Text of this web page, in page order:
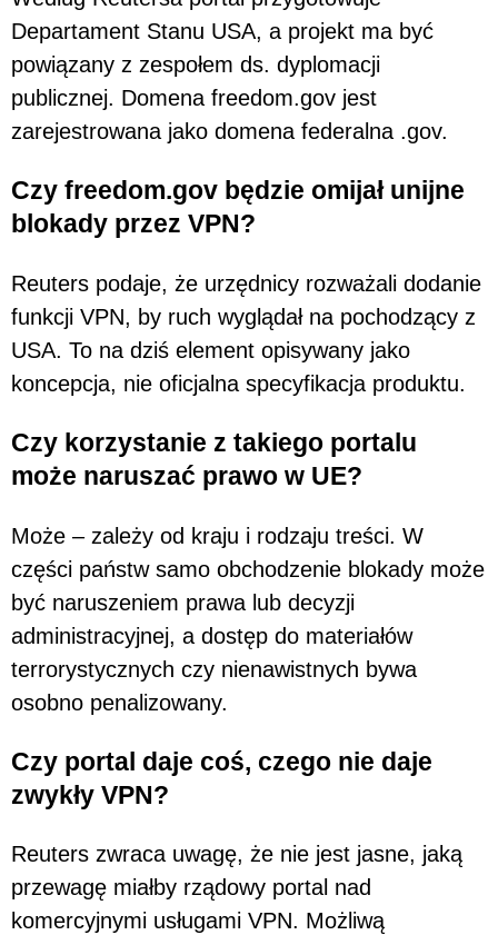
Departament Stanu USA, a projekt ma być
powiązany z zespołem ds. dyplomacji
publicznej. Domena freedom.gov jest
zarejestrowana jako domena federalna .gov.
Czy freedom.gov będzie omijał unijne
blokady przez VPN?
Reuters podaje, że urzędnicy rozważali dodanie
funkcji VPN, by ruch wyglądał na pochodzący z
USA. To na dziś element opisywany jako
koncepcja, nie oficjalna specyfikacja produktu.
Czy korzystanie z takiego portalu
może naruszać prawo w UE?
Może – zależy od kraju i rodzaju treści. W
części państw samo obchodzenie blokady może
być naruszeniem prawa lub decyzji
administracyjnej, a dostęp do materiałów
terrorystycznych czy nienawistnych bywa
osobno penalizowany.
Czy portal daje coś, czego nie daje
zwykły VPN?
Reuters zwraca uwagę, że nie jest jasne, jaką
przewagę miałby rządowy portal nad
komercyjnymi usługami VPN. Możliwą